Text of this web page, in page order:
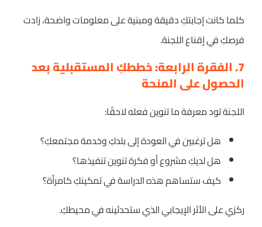
كلما كانت إجابتكِ دقيقة ومبنية على معلومات واضحة، زادت
فرصكِ في إقناع اللجنة.
7. الفقرة الرابعة: خططكِ المستقبلية بعد
الحصول على المنحة
اللجنة تود معرفة ما تنوين فعله لاحقًا:
هل ترغبين في العودة إلى بلدكِ وخدمة مجتمعكِ؟
هل لديكِ مشروع أو فكرة تنوين تنفيذها؟
كيف ستساهم هذه الدراسة في تمكينكِ كامرأة؟
ركزي على الأثر الإيجابي الذي ستحدثينه في محيطكِ.